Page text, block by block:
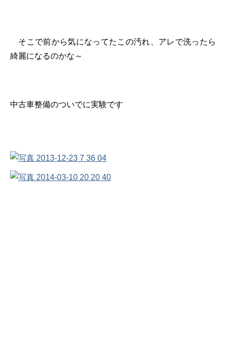
そこで前から気になってたこの汚れ、アレで洗ったら
綺麗になるのかな～
中古車整備のついでに実験です